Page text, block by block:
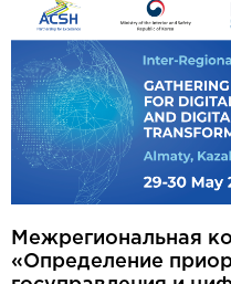
Межрегиональная
«Определение